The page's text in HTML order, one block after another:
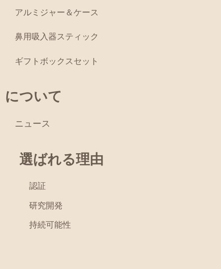
アルミジャー＆ケース
鼻用吸入器スティック
ギフトボックスセット
について
ニュース
選ばれる理由
認証
研究開発
持続可能性